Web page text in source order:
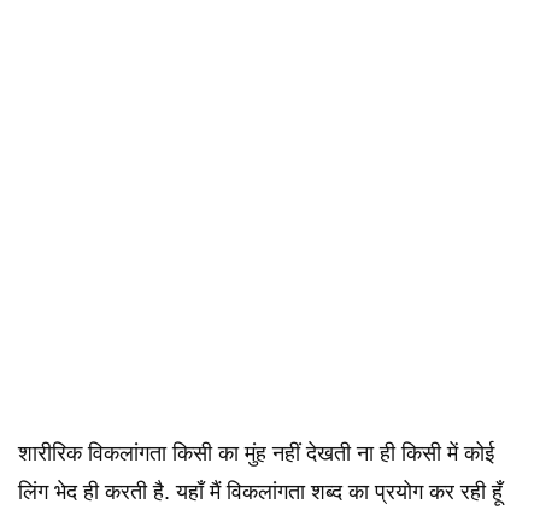
शारीरिक विकलांगता किसी का मुंह नहीं देखती ना ही किसी में कोई
लिंग भेद ही करती है. यहाँ मैं विकलांगता शब्द का प्रयोग कर रही हूँ